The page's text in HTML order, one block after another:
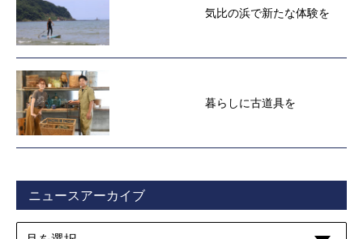
気比の浜で新たな体験を
暮らしに古道具を
ニュースアーカイブ